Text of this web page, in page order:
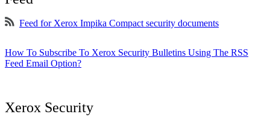
Feed for Xerox Impika Compact security documents
How To Subscribe To Xerox Security Bulletins Using The RSS
Feed Email Option?
Xerox Security